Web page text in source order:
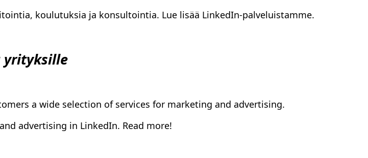
koulutuksia ja konsultointia. Lue lisää LinkedIn-palveluistamme.
yrityksille
a wide selection of services for marketing and advertising.
advertising in LinkedIn. Read more!